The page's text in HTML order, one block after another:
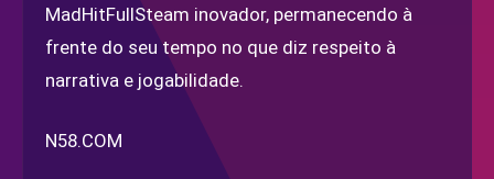
MadHitFullSteam inovador, permanecendo à
frente do seu tempo no que diz respeito à
narrativa e jogabilidade.
N58.COM